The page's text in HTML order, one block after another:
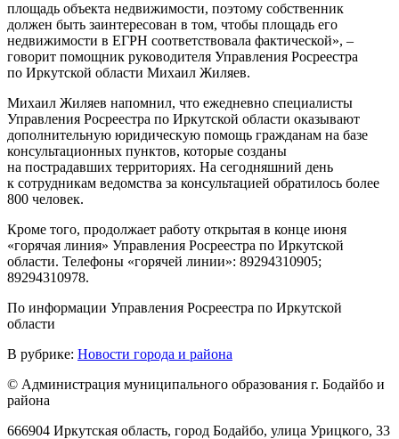
площадь объекта недвижимости, поэтому собственник
должен быть заинтересован в том, чтобы площадь его
недвижимости в ЕГРН соответствовала фактической», –
говорит помощник руководителя Управления Росреестра
по Иркутской области Михаил Жиляев.
Михаил Жиляев напомнил, что ежедневно специалисты
Управления Росреестра по Иркутской области оказывают
дополнительную юридическую помощь гражданам на базе
консультационных пунктов, которые созданы
на пострадавших территориях. На сегодняшний день
к сотрудникам ведомства за консультацией обратилось более
800 человек.
Кроме того, продолжает работу открытая в конце июня
«горячая линия» Управления Росреестра по Иркутской
области. Телефоны «горячей линии»: 89294310905;
89294310978.
По информации Управления Росреестра по Иркутской
области
В рубрике: Новости города и района
© Администрация муниципального образования г. Бодайбо и
района
666904 Иркутская область, город Бодайбо, улица Урицкого, 33